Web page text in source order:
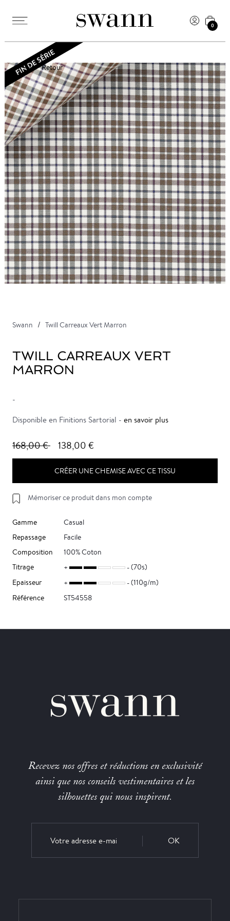
0
Retour
Swann Twill Carreaux Vert Marron
TWILL CARREAUX VERT
MARRON
-
Disponible en Finitions Sartorial - en savoir plus
168,00 € 138,00 €
CRÉER UNE CHEMISE AVEC CE TISSU
Mémoriser ce produit dans mon compte
Gamme
Casual
Repassage
Facile
Composition
100% Coton
Titrage
(70s)
Epaisseur
(110g/m)
Référence
ST54558
Recevez nos offres et réductions en exclusivité
ainsi que nos conseils vestimentaires et les
silhouettes qui nous inspirent.
OK